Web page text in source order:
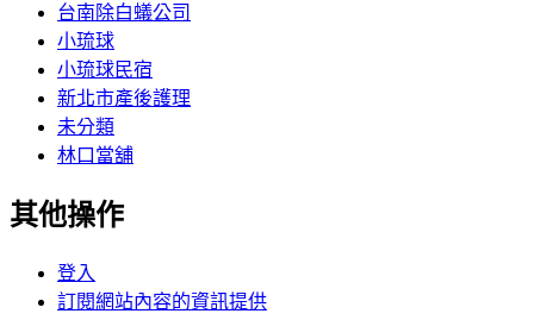
台南除白蟻公司
小琉球
小琉球民宿
新北市產後護理
未分類
林口當舖
其他操作
登入
訂閱網站內容的資訊提供